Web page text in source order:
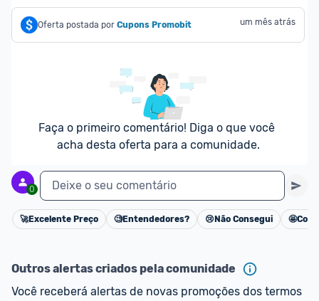
Oferta postada por Cupons Promobit um mês atrás
Faça o primeiro comentário! Diga o que você
acha desta oferta para a comunidade.
0 Deixe o seu comentário
Cancelar
🚀Excelente Preço 🧐Entendedores? 😢 Não Consegui 🤩
Outros alertas criados pela comunidade
Você receberá alertas de novas promoções dos termos